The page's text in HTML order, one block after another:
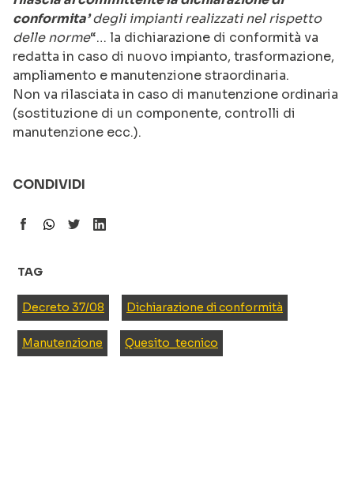
conformita’degli impianti realizzati nel rispetto
delle norme“… la dichiarazione di conformità va
redatta in caso di nuovo impianto, trasformazione,
ampliamento e manutenzione straordinaria.
Non va rilasciata in caso di manutenzione ordinaria
(sostituzione di un componente, controlli di
manutenzione ecc.).
CONDIVIDI
TAG
Decreto 37/08 Dichiarazione di conformità
Manutenzione Quesito_tecnico